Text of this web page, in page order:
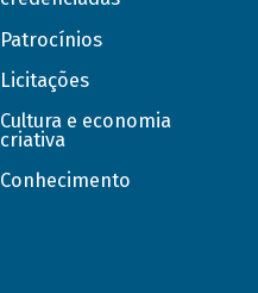
Patrocínios
Licitações
Cultura e economia
criativa
Conhecimento